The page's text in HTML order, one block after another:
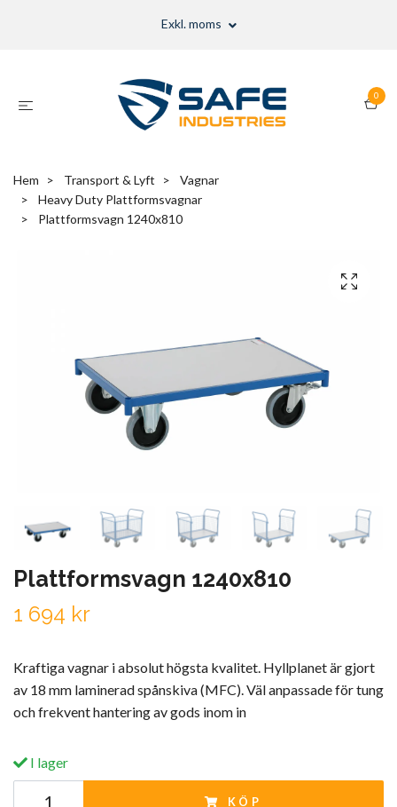
Exkl. moms
0
Hem Transport & Lyft
Vagnar
Heavy Duty Plattformsvagnar
Plattformsvagn 1240x810
Plattformsvagn 1240x810
1 694 kr
Kraftiga vagnar i absolut högsta kvalitet. Hyllplanet är gjort
av 18 mm laminerad spånskiva (MFC). Väl anpassade för tung
och frekvent hantering av gods inom in
I lager
KÖP